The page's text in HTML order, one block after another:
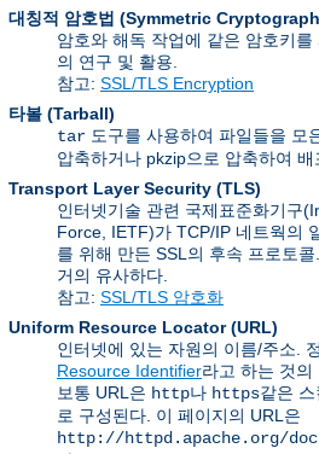
대칭적 암호법 (Symmetric
암호와 해독 작업에 같은 암호키를
의 연구 및 활용.
참고: SSL/TLS Encryption
타볼 (Tarball)
tar 도구를 사용하여 파일들을 모
압축하거나 pkzip으로 압축하여 배
Transport Layer Security (TLS)
인터넷기술 관련 국제표준화기구
Force, IETF)가 TCP/IP 네트웍의
를 위해 만든 SSL의 후속 프로토
거의 유사하다.
참고: SSL/TLS 암호화
Uniform Resource Locator (URL)
인터넷에 있는 자원의 이름/주소.
Resource Identifier라고 하는 것의
보통 URL은 http나 https같은
로 구성된다. 이 페이지의 URL은
http://httpd.apache.org/